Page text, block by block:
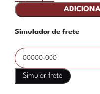
Simulador de frete